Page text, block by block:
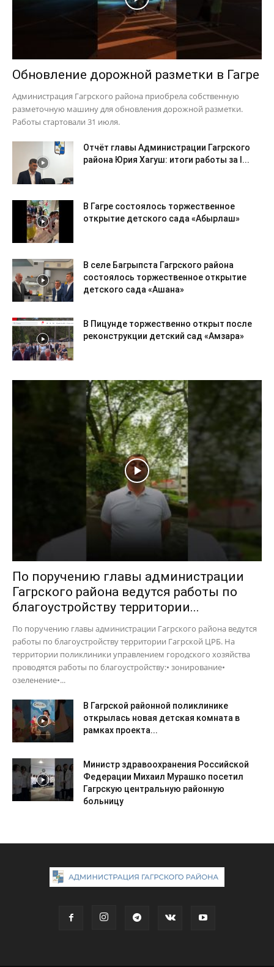
Обновление дорожной разметки в Гагре
Администрация Гагрского района приобрела собственную
разметочную машину для обновления дорожной разметки.
Работы стартовали 31 июля.
Отчёт главы Администрации Гагрского
района Юрия Хагуш: итоги работы за I...
В Гагре состоялось торжественное
открытие детского сада «Абырлаш»
В селе Багрыпста Гагрского района
состоялось торжественное открытие
детского сада «Ашана»
В Пицунде торжественно открыт после
реконструкции детский сад «Амзара»
По поручению главы администрации
Гагрского района ведутся работы по
благоустройству территории...
По поручению главы администрации Гагрского района ведутся
работы по благоустройству территории Гагрской ЦРБ. На
территории поликлиники управлением городского хозяйства
проводятся работы по благоустройству:• зонирование•
озеленение•...
В Гагрской районной поликлинике
открылась новая детская комната в
рамках проекта...
Министр здравоохранения Российской
Федерации Михаил Мурашко посетил
Гагрскую центральную районную
больницу